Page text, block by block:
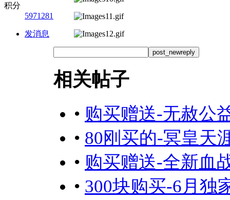
积分
5971281
发消息
post_newreply
相关帖子
• 购买赠送-无赦公
• 80刚买的-冥皇天
• 购买赠送-全新血
• 300块购买-6月独